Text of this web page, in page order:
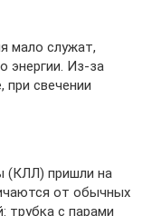
мало служат,
энергии. Из-за
при свечении
(КЛЛ) пришли на
от обычных
трубка с парами